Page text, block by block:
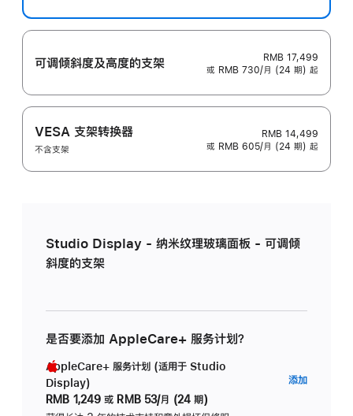
可调倾斜度及高‍度的支‍架
RMB 17,499
或 RMB 730/月 (24 期) 起
VESA 支架转换器
不含支架
RMB 14,499
或 RMB 605/月 (24 期) 起
Studio Display - 纳米纹理玻璃面板 - 可调倾
斜度的支架
是否要添加 AppleCare+ 服务计划？
AppleCare+ 服务计划 (适用于 Studio
Display)
RMB 1,249 或 RMB 53/月 (24 期)
添加